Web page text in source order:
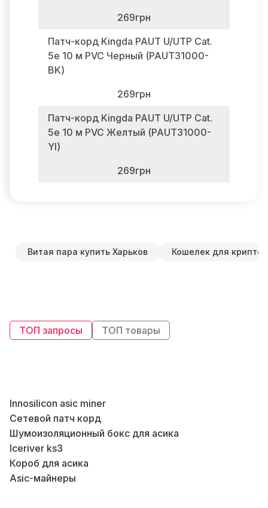
269грн
Патч-корд Kingda PAUT U/UTP Cat.
5e 10 м PVC Черный (PAUT31000-
BK)
269грн
Патч-корд Kingda PAUT U/UTP Cat.
5e 10 м PVC Желтый (PAUT31000-
Yl)
269грн
Витая пара купить Харьков Кошелек для
ТОП запросы ТОП товары
Innosilicon asic miner
Сетевой патч корд
Шумоизоляционный бокс для асика
Iceriver ks3
Короб для асика
Asic-майнеры